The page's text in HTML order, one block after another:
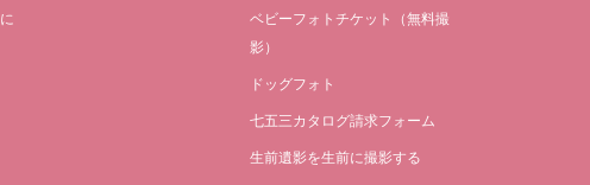
に
ベビーフォトチケット（無料撮
影）
ドッグフォト
七五三カタログ請求フォーム
生前遺影を生前に撮影する